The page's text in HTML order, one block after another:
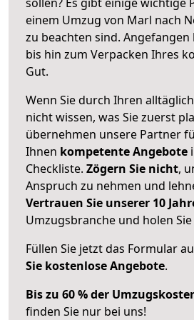
einem Umzug von Marl nach
zu beachten sind. Angefangen
bis hin zum Verpacken Ihres
Gut.
Wenn Sie durch Ihren
nicht wissen, was Sie zuerst
übernehmen unsere Partner
Ihnen kompetente Angebote
Checkliste. Zögern Sie nicht,
Anspruch zu nehmen und
Vertrauen Sie unserer 10
Umzugsbranche und holen
Füllen Sie jetzt das Formular
Sie kostenlose Angebote.
Bis zu 60 % der
finden Sie nur bei uns!